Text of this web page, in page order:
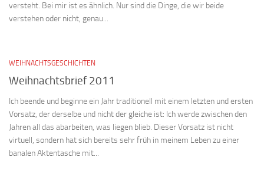
versteht. Bei mir ist es ähnlich. Nur sind die Dinge, die wir beide
verstehen oder nicht, genau...
WEIHNACHTSGESCHICHTEN
Weihnachtsbrief 2011
Ich beende und beginne ein Jahr traditionell mit einem letzten und ersten
Vorsatz, der derselbe und nicht der gleiche ist: Ich werde zwischen den
Jahren all das abarbeiten, was liegen blieb. Dieser Vorsatz ist nicht
virtuell, sondern hat sich bereits sehr früh in meinem Leben zu einer
banalen Aktentasche mit...